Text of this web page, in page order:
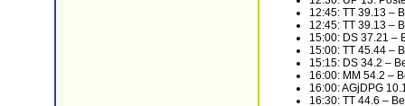
12:45: TT 39.13 –
12:45: TT 39.13 –
15:00: DS 37.21 –
15:00: TT 45.44 –
15:15: DS 34.2 –
16:00: MM 54.2 –
16:00: AGjDPG
16:30: TT 44.6 –